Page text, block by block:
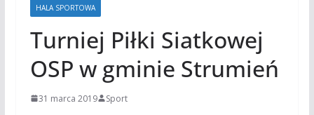
HALA SPORTOWA
Turniej Piłki Siatkowej
OSP w gminie Strumień
31 marca 2019 Sport